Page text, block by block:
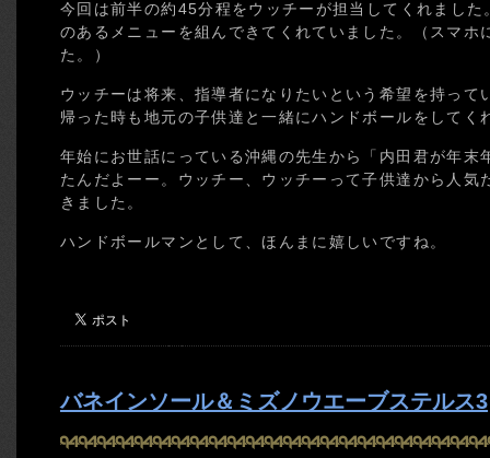
今回は前半の約45分程をウッチーが担当してくれまし
のあるメニューを組んできてくれていました。（スマホ
た。）
ウッチーは将来、指導者になりたいという希望を持って
帰った時も地元の子供達と一緒にハンドボールをしてく
年始にお世話にっている沖縄の先生から「内田君が年末
たんだよーー。ウッチー、ウッチーって子供達から人気
きました。
ハンドボールマンとして、ほんまに嬉しいですね。
バネインソール＆ミズノウエーブステルス3